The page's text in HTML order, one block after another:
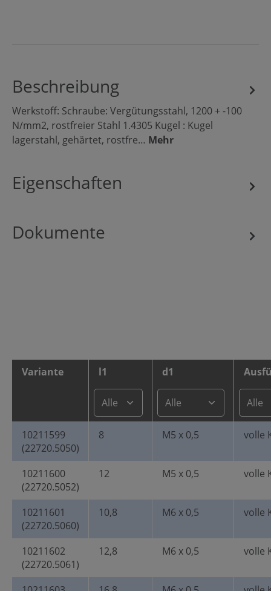
Beschreibung
Werkstoff: Schraube: Vergütungsstahl, 1200 + -100
N/mm2, rostfreier Stahl 1.4305 Kugel : Kugel
lagerstahl, gehärtet, rostfre… Mehr
Eigenschaften
Dokumente
Variante l1 d1
10211599
(22720.5050)
8 M5 x 0,5 volle
10211600
(22720.5052)
12 M5 x 0,5 volle
10211601
(22720.5060)
10,8 M6 x 0,5 volle
10211602
(22720.5061)
12,8 M6 x 0,5 volle